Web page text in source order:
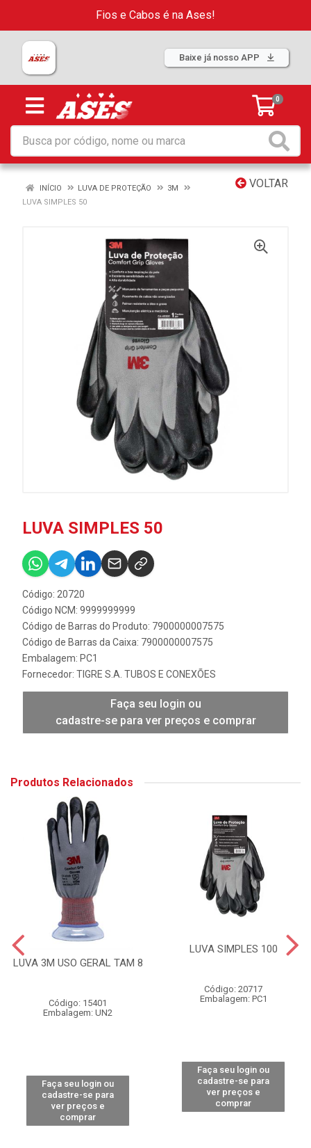
Fios e Cabos é na Ases!
Baixe já nosso APP
0
VOLTAR
INÍCIO LUVA DE PROTEÇÃO
3M
LUVA SIMPLES 50
LUVA SIMPLES 50
Código: 20720
Código NCM: 9999999999
Código de Barras do Produto: 7900000007575
Código de Barras da Caixa: 7900000007575
Embalagem: PC1
Fornecedor: TIGRE S.A. TUBOS E CONEXÕES
Faça seu login ou
cadastre-se para ver preços e comprar
Produtos Relacionados
LUVA 3M USO GERAL TAM 8
Código: 15401
Embalagem: UN2
Faça seu login ou
cadastre-se para
ver preços e
comprar
LUVA SIMPLES 100
Código: 20717
Embalagem: PC1
Faça seu login ou
cadastre-se para
ver preços e
comprar